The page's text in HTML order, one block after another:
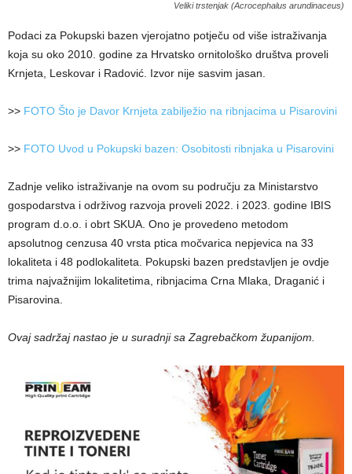
Veliki trstenjak (Acrocephalus arundinaceus)
Podaci za Pokupski bazen vjerojatno potječu od više istraživanja
koja su oko 2010. godine za Hrvatsko ornitološko društva proveli
Krnjeta, Leskovar i Radović. Izvor nije sasvim jasan.
>> FOTO Što je Davor Krnjeta zabilježio na ribnjacima u Pisarovini
>> FOTO Uvod u Pokupski bazen: Osobitosti ribnjaka u Pisarovini
Zadnje veliko istraživanje na ovom su području za Ministarstvo
gospodarstva i održivog razvoja proveli 2022. i 2023. godine IBIS
program d.o.o. i obrt SKUA. Ono je provedeno metodom
apsolutnog cenzusa 40 vrsta ptica močvarica nepjevica na 33
lokaliteta i 48 podlokaliteta. Pokupski bazen predstavljen je ovdje
trima najvažnijim lokalitetima, ribnjacima Crna Mlaka, Draganić i
Pisarovina.
Ovaj sadržaj nastao je u suradnji sa Zagrebačkom županijom.